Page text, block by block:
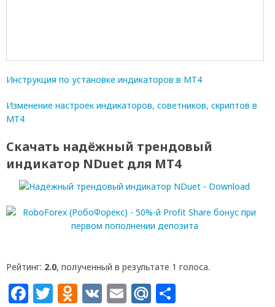
Инструкция по установке индикаторов в МТ4
Изменение настроек индикаторов, советников, скриптов в
МТ4
Скачать надёжный трендовый
индикатор NDuet для МТ4
Рейтинг: 2.0, полученный в результате 1 голоса.
Facebook
Twitter
Odnoklassniki
VK EmailMail.Ru